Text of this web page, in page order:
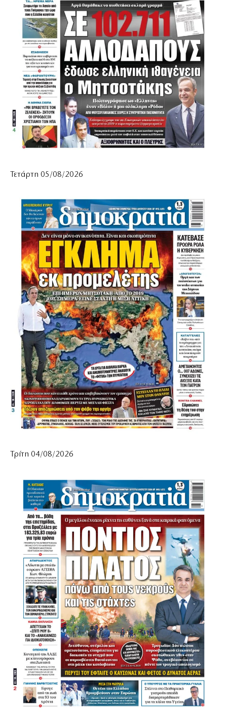
Τετάρτη 05/08/2026
Τρίτη 04/08/2026